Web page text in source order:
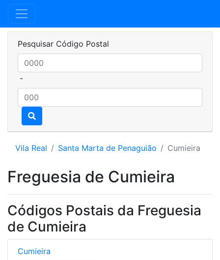
Pesquisar Código Postal
-
Vila Real Santa Marta de Penaguião Cumieira
Freguesia de Cumieira
Códigos Postais da Freguesia
de Cumieira
Cumieira